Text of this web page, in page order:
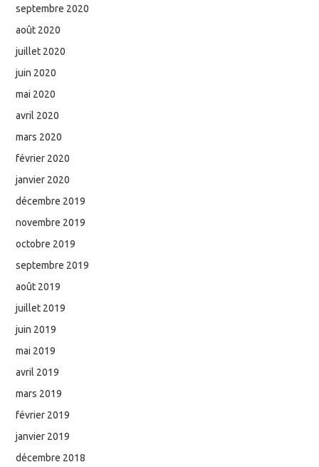
septembre 2020
août 2020
juillet 2020
juin 2020
mai 2020
avril 2020
mars 2020
février 2020
janvier 2020
décembre 2019
novembre 2019
octobre 2019
septembre 2019
août 2019
juillet 2019
juin 2019
mai 2019
avril 2019
mars 2019
février 2019
janvier 2019
décembre 2018